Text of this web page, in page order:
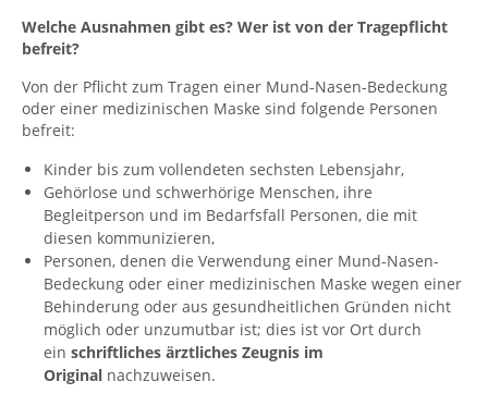
Welche Ausnahmen gibt es? Wer ist von der Tragepflicht
befreit?
Von der Pflicht zum Tragen einer Mund-Nasen-Bedeckung
oder einer medizinischen Maske sind folgende Personen
befreit:
Kinder bis zum vollendeten sechsten Lebensjahr,
Gehörlose und schwerhörige Menschen, ihre
Begleitperson und im Bedarfsfall Personen, die mit
diesen kommunizieren,
Personen, denen die Verwendung einer Mund-Nasen-
Bedeckung oder einer medizinischen Maske wegen einer
Behinderung oder aus gesundheitlichen Gründen nicht
möglich oder unzumutbar ist; dies ist vor Ort durch
ein schriftliches ärztliches Zeugnis im
Original nachzuweisen.